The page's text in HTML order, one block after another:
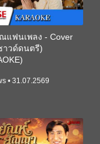
แฟนเพลง - Cover
าวด์ดนตรี)
• 31.07.2569